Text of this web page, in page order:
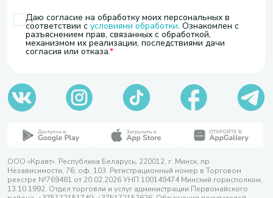
Даю согласие на обработку моих персональных в
соответствии с условиями обработки. Ознакомлен с
разъяснением прав, связанных с обработкой,
механизмом их реализации, последствиями дачи
согласия или отказа.
ООО «Кравт». Республика Беларусь, 220012, г. Минск, пр.
Независимости, 76, оф. 103. Регистрационный номер в Торговом
реестре №769481 от 20.02.2026 УНП 100149474 Минский горисполком,
13.10.1992. Отдел торговли и услуг администрации Первомайского